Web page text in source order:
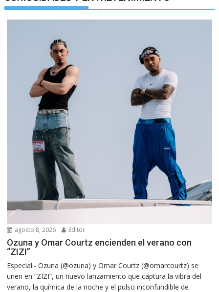
agosto 8, 2026 Editor
Ozuna y Omar Courtz encienden el verano con
“ZIZI”
Especial.- Ozuna (@ozuna) y Omar Courtz (@omarcourtz) se
unen en “ZIZI”, un nuevo lanzamiento que captura la vibra del
verano, la química de la noche y el pulso inconfundible de